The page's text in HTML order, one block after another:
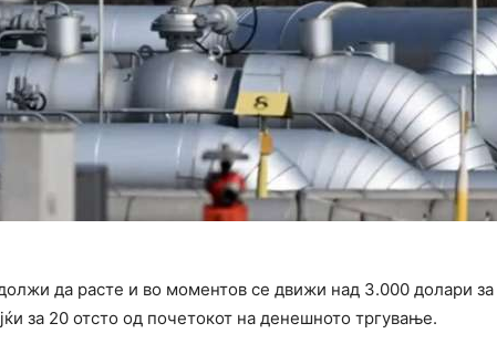
да расте и во моментов се движи над 3.000 долари за
за 20 отсто од почетокот на денешното тргување.